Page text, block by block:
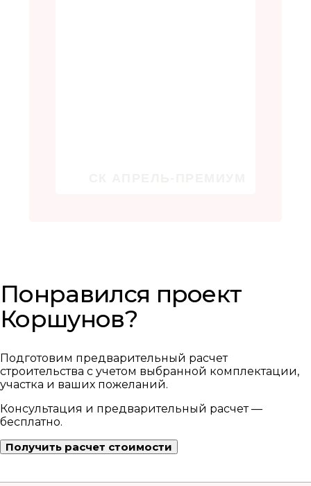
Понравился проект
Коршунов?
Подготовим предварительный расчет
строительства с учетом выбранной комплектации,
участка и ваших пожеланий.
Консультация и предварительный расчет —
бесплатно.
Получить расчет стоимости